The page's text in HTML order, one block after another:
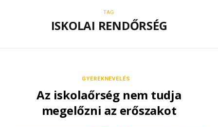
TAG
ISKOLAI RENDŐRSÉG
GYEREKNEVELÉS
Az iskolaőrség nem tudja
megelőzni az erőszakot